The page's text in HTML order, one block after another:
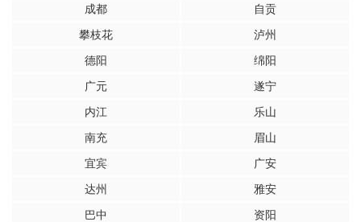
成都
自贡
攀枝花
泸州
德阳
绵阳
广元
遂宁
内江
乐山
南充
眉山
宜宾
广安
达州
雅安
巴中
资阳